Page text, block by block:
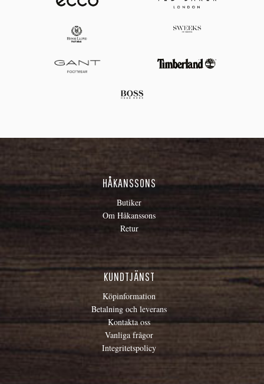
HÅKANSSONS
Butiker
Om Håkanssons
Retur
KUNDTJÄNST
Köpinformation
Betalning och leverans
Kontakta oss
Vanliga frågor
Integritetspolicy